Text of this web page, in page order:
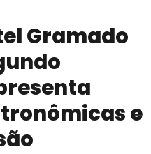
Gramado
e